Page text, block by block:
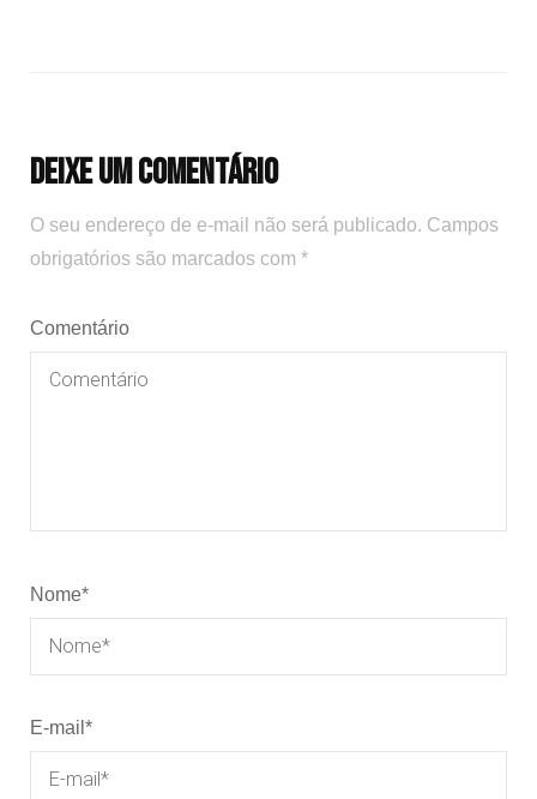
Deixe um comentário
O seu endereço de e-mail não será publicado. Campos
obrigatórios são marcados com *
Comentário
Nome*
E-mail *